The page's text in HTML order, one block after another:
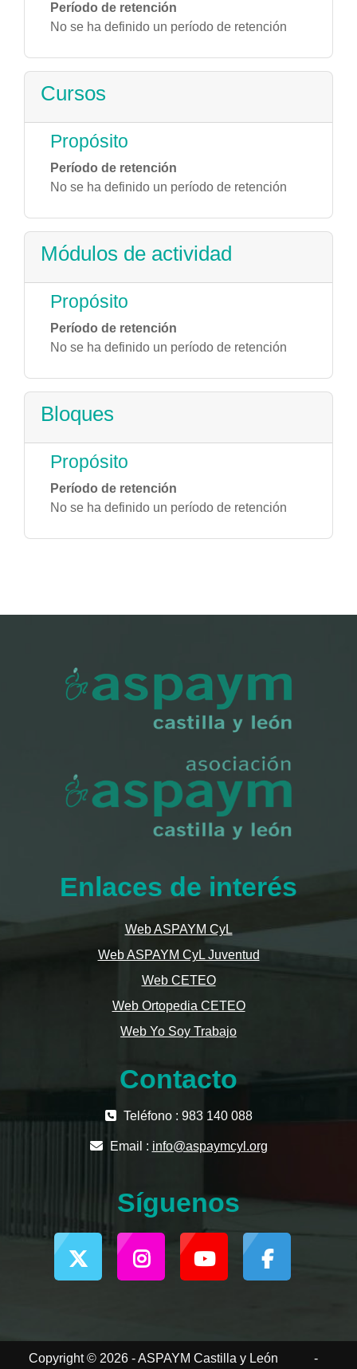
Período de retención
No se ha definido un período de retención
Cursos
Propósito
Período de retención
No se ha definido un período de retención
Módulos de actividad
Propósito
Período de retención
No se ha definido un período de retención
Bloques
Propósito
Período de retención
No se ha definido un período de retención
Enlaces de interés
Web ASPAYM CyL
Web ASPAYM CyL Juventud
Web CETEO
Web Ortopedia CETEO
Web Yo Soy Trabajo
Contacto
Teléfono : 983 140 088
Email : info@aspaymcyl.org
Síguenos
Copyright © 2026 - ASPAYM Castilla y León -